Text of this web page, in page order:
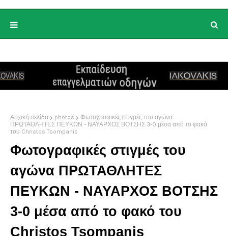
Αρχική σελίδα photos
Φωτογραφικές στιγμές του αγώνα
ΠΡΩΤΑΘΛΗΤΕΣ ΠΕΥΚΩΝ - ΝΑΥΑΡΧΟΣ ΒΟΤΣΗΣ 3-0 μέσα από το φακό
του Christos Tsompanis
Φωτογραφικές στιγμές του
αγώνα ΠΡΩΤΑΘΛΗΤΕΣ
ΠΕΥΚΩΝ - ΝΑΥΑΡΧΟΣ ΒΟΤΣΗΣ
3-0 μέσα από το φακό του
Christos Tsompanis